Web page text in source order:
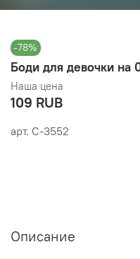
-78%
арт. С-3552
Боди для девочки на
Наша цена
109 RUB
Описание